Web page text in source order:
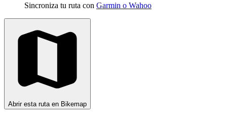
Sincroniza tu ruta con Garmin o Wahoo
Abrir esta ruta en Bikemap